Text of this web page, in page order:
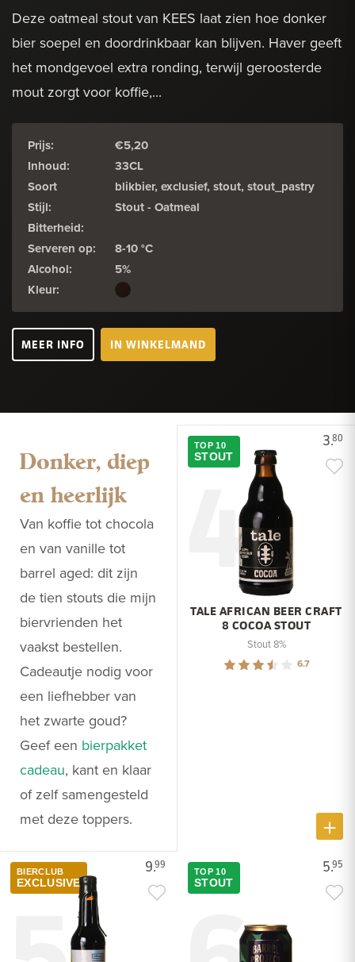
Deze oatmeal stout van KEES laat zien hoe donker
bier soepel en doordrinkbaar kan blijven. Haver geeft
het mondgevoel extra ronding, terwijl geroosterde
mout zorgt voor koffie,...
Prijs:
€5,20
Inhoud:
33CL
Soort
blikbier, exclusief, stout, stout_pastry
Stijl:
Stout - Oatmeal
Bitterheid:
Serveren op:
8-10 °C
Alcohol:
5%
Kleur:
MEER INFO IN WINKELMAND
Donker, diep
en heerlijk
Van koffie tot chocola
en van vanille tot
barrel aged: dit zijn
de tien stouts die mijn
biervrienden het
vaakst bestellen.
Cadeautje nodig voor
een liefhebber van
het zwarte goud?
Geef een bierpakket
cadeau, kant en klaar
of zelf samengesteld
met deze toppers.
4
3.80
TOP 10
STOUT
TALE AFRICAN BEER CRAFT
8 COCOA STOUT
Stout 8%
6.7
9.99
BIERCLUB
EXCLUSIVE
5.95
TOP 10
STOUT